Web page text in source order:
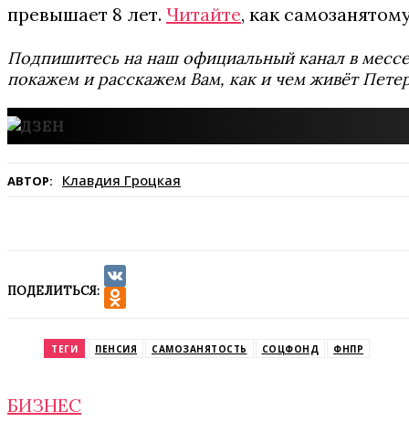
превышает 8 лет. Читайте, как
Подпишитесь на наш официальный канал в
покажем и расскажем Вам, как и чем живёт
АВТОР: Клавдия Гроцкая
ПОДЕЛИТЬСЯ:
VK
ТЕГИ ПЕНСИЯ САМОЗАНЯТОСТЬ СОЦФОНД ФНПР
БИЗНЕС